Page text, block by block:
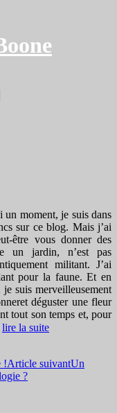
un moment, je suis dans
sur ce blog. Mais j’ai
être vous donner des
un jardin, n’est pas
militant. J’ai
pour la faune. Et en
je suis merveilleusement
déguster une fleur
tout son temps et, pour
lire la suite
!Article suivantUn
?